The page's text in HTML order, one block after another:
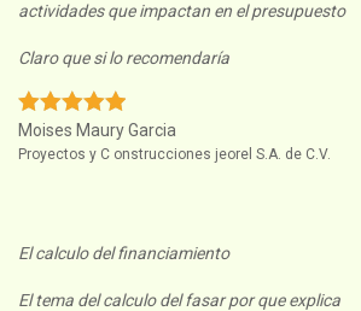
actividades que impactan en el presupuesto
Claro que si lo recomendaría
Moises Maury Garcia
Proyectos y C onstrucciones jeorel S.A. de C.V.
El calculo del financiamiento
El tema del calculo del fasar por que explica